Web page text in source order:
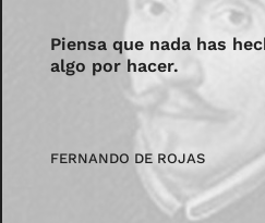
Piensa que nada has
algo por hacer.
FERNANDO DE ROJAS